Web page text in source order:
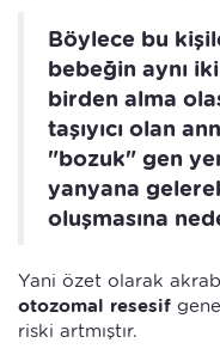
Böylece bu
bebeğin aynı
birden alma
taşıyıcı olan
"bozuk" gen
yanyana
oluşmasına
Yani özet olarak
otozomal resesif
riski artmıştır.